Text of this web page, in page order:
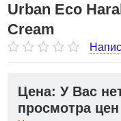
Urban Eco
Cream
Цена: У Вас
просмотра цен